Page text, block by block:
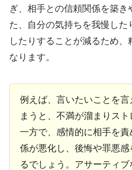
ぎ、相手との信頼関係を築き
た、自分の気持ちを我慢した
したりすることが減るため、
なります。
例えば、言いたいことを言
まうと、不満が溜まりスト
一方で、感情的に相手を
係が悪化し、後悔や罪悪
るでしょう。アサーティ